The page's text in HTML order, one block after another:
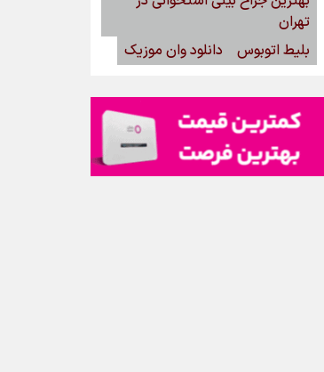
تهران
بلیط اتوبوس
دانلود وان موزیک